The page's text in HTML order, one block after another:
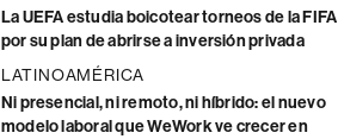
La UEFA estudia boicotear torneos de la FIFA
por su plan de abrirse a inversión privada
LATINOAMÉRICA
Ni presencial, ni remoto, ni híbrido: el nuevo
modelo laboral que WeWork ve crecer en